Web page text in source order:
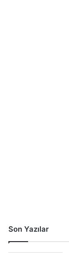
Son Yazılar